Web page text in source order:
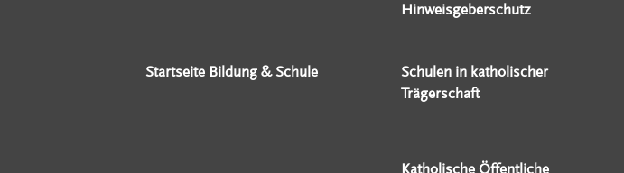
Hinweisgeberschutz
Startseite Bildung & Schule
Schulen in katholischer
Trägerschaft
Katholische Öffentliche